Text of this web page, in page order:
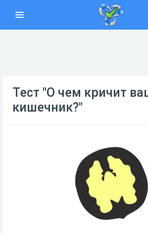
Тест "О чем кричит
кишечник?"